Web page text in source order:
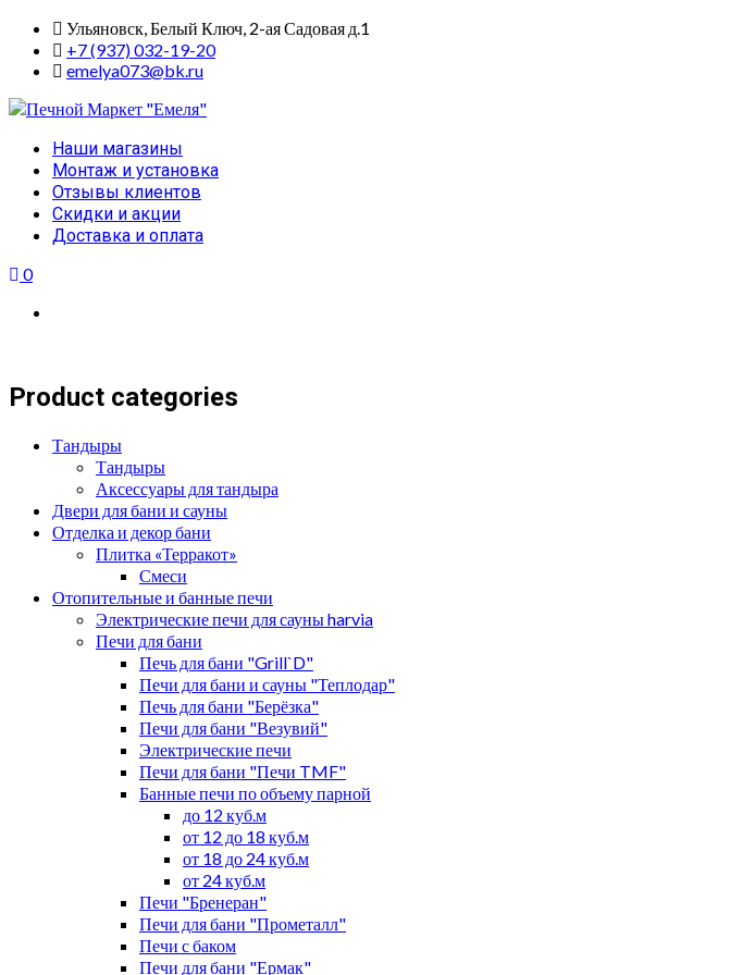
Skip
content
Ульяновск, Белый Ключ, 2-ая Садовая д.1
+7 (937) 032-19-20
emelya073@bk.ru
Primary
Menu
Наши магазины
Монтаж и установка
Отзывы клиентов
Скидки и акции
Доставка и оплата
0
Product categories
Тандыры
Тандыры
Аксессуары для тандыра
Двери для бани и сауны
Отделка и декор бани
Плитка «Терракот»
Смеси
Отопительные и банные печи
Электрические печи для сауны harvia
Печи для бани
Печь для бани "Grill`D"
Печи для бани и сауны "Теплодар"
Печь для бани "Берёзка"
Печи для бани "Везувий"
Электрические печи
Печи для бани "Печи TMF"
Банные печи по объему парной
до 12 куб.м
от 12 до 18 куб.м
от 18 до 24 куб.м
от 24 куб.м
Печи "Бренеран"
Печи для бани "Прометалл"
Печи с баком
Печи для бани "Ермак"